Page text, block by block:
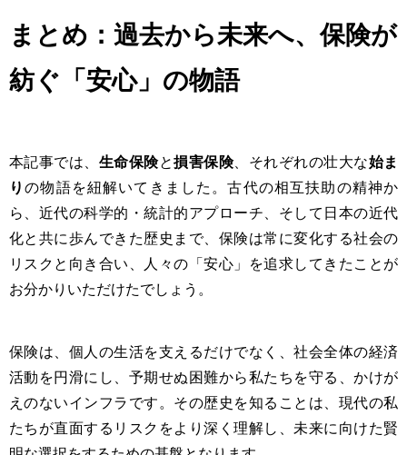
まとめ：過去から未来へ、保険が
紡ぐ「安心」の物語
本記事では、 生命保険と損害保険、それぞれの壮大な始ま
りの物語を紐解いてきました。古代の相互扶助の精神か
ら、近代の科学的・統計的アプローチ、そして日本の近代
化と共に歩んできた歴史まで、保険は常に変化する社会の
リスクと向き合い、人々の「安心」を追求してきたことが
お分かりいただけたでしょう。
保険は、個人の生活を支えるだけでなく、社会全体の経済
活動を円滑にし、予期せぬ困難から私たちを守る、かけが
えのないインフラです。その歴史を知ることは、現代の私
たちが直面するリスクをより深く理解し、未来に向けた賢